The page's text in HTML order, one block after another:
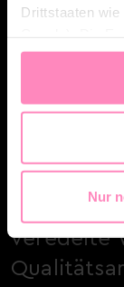
Drittstaaten wie
Data Privacy
können
im Fußbereich
ändern.
Nur
bietet
selbst
Wein,
veredelte